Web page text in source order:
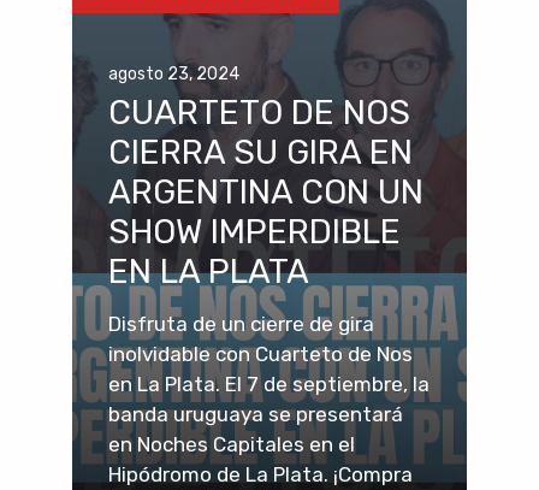
agosto 23, 2024
CUARTETO DE NOS
CIERRA SU GIRA EN
ARGENTINA CON UN
SHOW IMPERDIBLE
EN LA PLATA
Disfruta de un cierre de gira
inolvidable con Cuarteto de Nos
en La Plata. El 7 de septiembre, la
banda uruguaya se presentará
en Noches Capitales en el
Hipódromo de La Plata. ¡Compra